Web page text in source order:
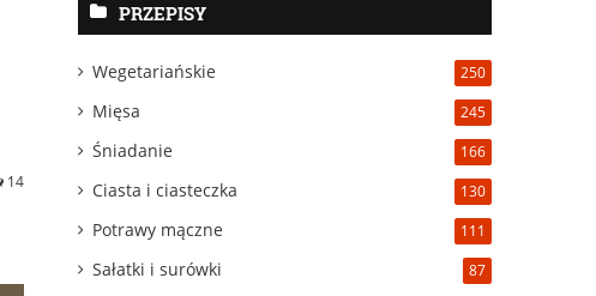
14
PRZEPISY
Wegetariańskie 250
Mięsa 245
Śniadanie 166
Ciasta i ciasteczka 130
Potrawy mączne 111
Sałatki i surówki 87